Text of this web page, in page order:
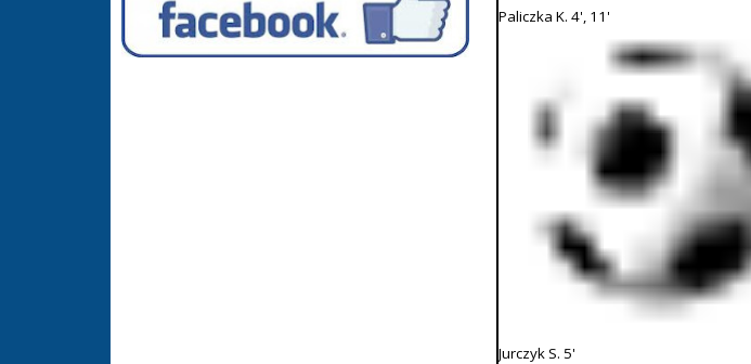
Paliczka K. 4', 11'
Jurczyk S. 5'